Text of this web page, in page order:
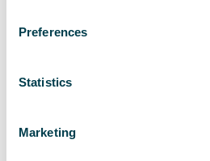
Preferences
Statistics
Marketing
Under coronapandemiens
intensivafdelingen igen et
Yderligere 29 luftrensere er
coronapandemien fået en ny